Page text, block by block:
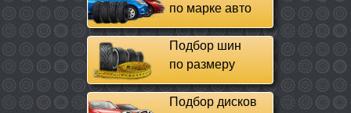
по марке авто
Подбор шин
по размеру
Подбор дисков